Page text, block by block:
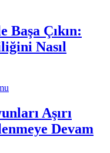
Çıkın:
Nasıl
Aşırı
Devam